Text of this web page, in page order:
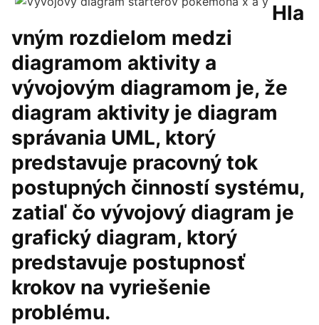
Hla
vným rozdielom medzi
diagramom aktivity a
vývojovým diagramom je, že
diagram aktivity je diagram
správania UML, ktorý
predstavuje pracovný tok
postupných činností systému,
zatiaľ čo vývojový diagram je
grafický diagram, ktorý
predstavuje postupnosť
krokov na vyriešenie
problému.